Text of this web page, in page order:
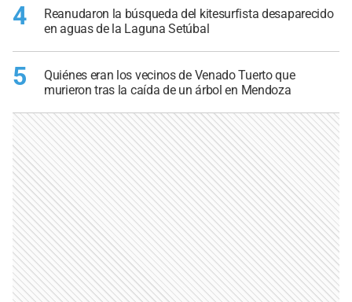
4
Reanudaron la búsqueda del kitesurfista desaparecido
en aguas de la Laguna Setúbal
5
Quiénes eran los vecinos de Venado Tuerto que
murieron tras la caída de un árbol en Mendoza